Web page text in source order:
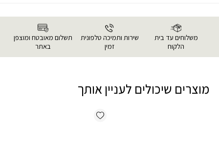
משלוחים עד בית
הלקוח
שירות ותמיכה טלפונית
זמין
תשלום מאובטח ומוצפן
באתר
מוצרים שיכולים לעניין אותך
Add wishlist